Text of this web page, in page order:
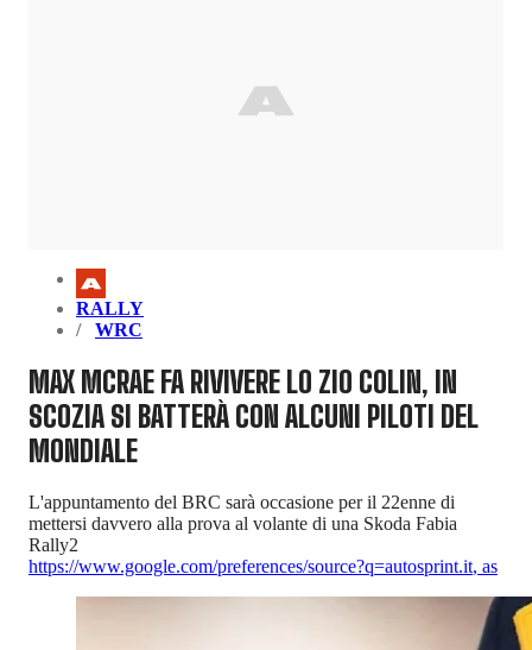
RALLY
WRC
MAX MCRAE FA RIVIVERE LO ZIO COLIN, IN
SCOZIA SI BATTERÀ CON ALCUNI PILOTI DEL
MONDIALE
L'appuntamento del BRC sarà occasione per il 22enne di
mettersi davvero alla prova al volante di una Skoda Fabia
Rally2
https://www.google.com/preferences/source?q=autosprint.it, as